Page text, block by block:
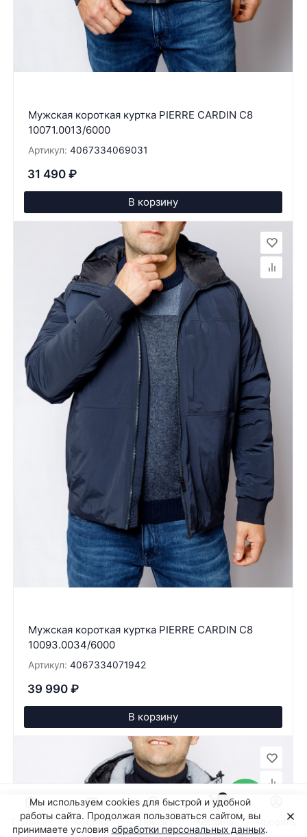
Мужская короткая куртка PIERRE CARDIN C8
10071.0013/6000
Артикул: 4067334069031
31 490 ₽
В корзину
Мужская короткая куртка PIERRE CARDIN C8
10093.0034/6000
Артикул: 4067334071942
39 990 ₽
В корзину
Мы используем cookies для быстрой и удобной
работы сайта. Продолжая пользоваться сайтом, вы
принимаете условия обработки персональных данных.
Главная Каталог Поиск
0
Корзина Профиль